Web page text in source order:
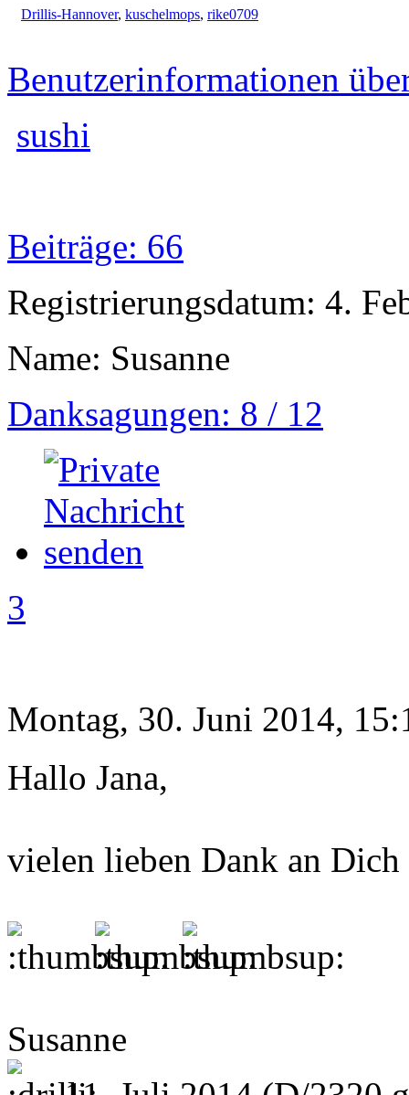
Drillis-Hannover, kuschelmops, rike0709
Benutzerinformationen
sushi
Beiträge: 66
Registrierungsdatum: 4.
Name: Susanne
Danksagungen: 8 / 12
3
Montag, 30. Juni 2014,
Hallo Jana,
vielen lieben Dank an
Susanne